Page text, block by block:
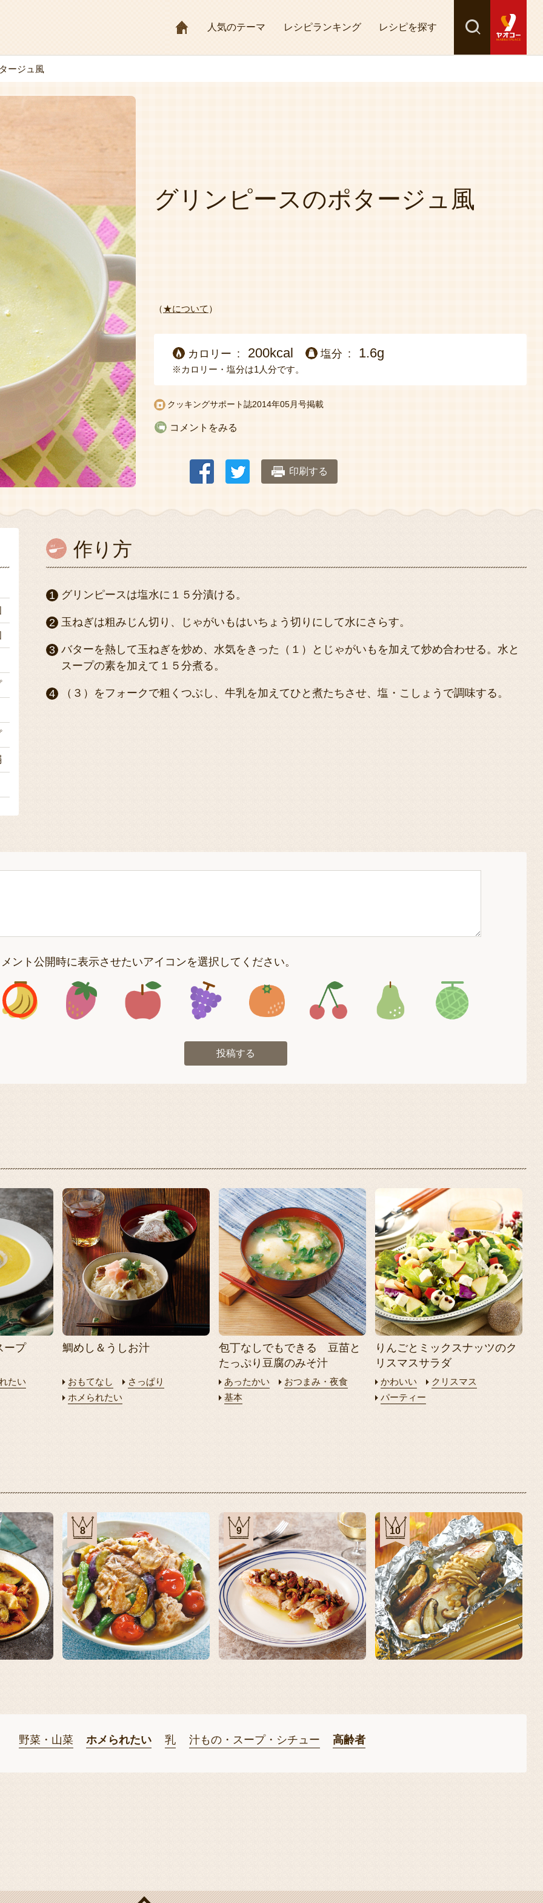
HOME人気のテーマ レシピランキング レシピを探す 検索
探す
ージュ風
グリンピースのポタージュ風
（★について ）
カロリー 200kcal 塩分 1.6g
※カロリー・塩分は1人分です。
クッキングサポート誌2014年05月号掲載
コメントをみる
印刷する
作り方
グリンピースは塩水に１５分漬ける。
玉ねぎは粗みじん切り、じゃがいもはいちょう切りにして水にさらす。
バターを熱して玉ねぎを炒め、水気をきった（１）とじゃがいもを加えて炒め合わせる。水と
スープの素を加えて１５分煮る。
（３）をフォークで粗くつぶし、牛乳を加えてひと煮たちさせ、塩・こしょうで調味する。
ント公開時に表示させたいアイコンを選択してください。
アイコン1 アイコン2 アイコン3 アイコン4 アイコン5 アイコン6 アイコン7
投稿する
ープ
たい
鯛めし＆うしお汁
おもてなし
さっぱり
ホメられたい
包丁なしでもできる 豆苗と
たっぷり豆腐のみそ汁
あったかい
おつまみ・夜食
基本
りんごとミックスナッツのク
リスマスサラダ
かわいい
クリスマス
パーティー
8 9 10
野菜・山菜 ホメられたい 乳 汁もの・スープ・シチュー 高齢者